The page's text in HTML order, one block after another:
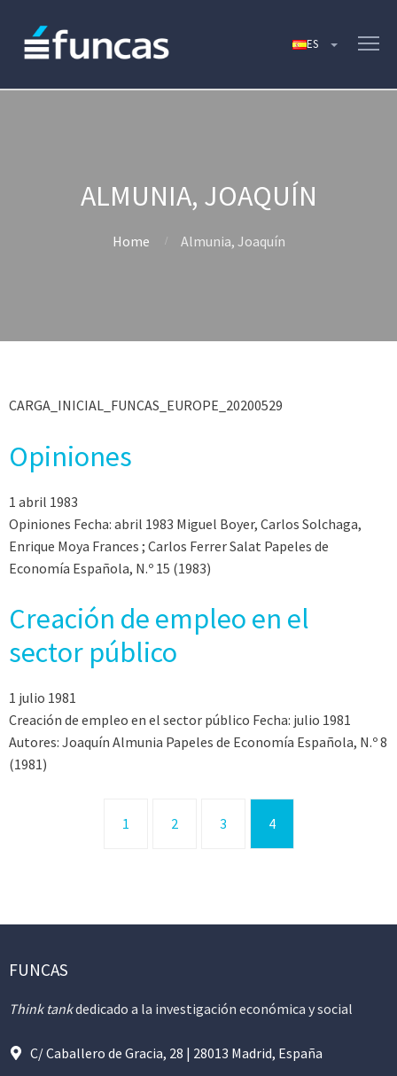
ALMUNIA, JOAQUÍN
Home Almunia, Joaquín
CARGA_INICIAL_FUNCAS_EUROPE_20200529
Opiniones
1 abril 1983
Opiniones Fecha: abril 1983 Miguel Boyer, Carlos Solchaga,
Enrique Moya Frances ; Carlos Ferrer Salat Papeles de
Economía Española, N.º 15 (1983)
Creación de empleo en el
sector público
1 julio 1981
Creación de empleo en el sector público Fecha: julio 1981
Autores: Joaquín Almunia Papeles de Economía Española, N.º 8
(1981)
1 2 3 4
FUNCAS
Think tankdedicado a la investigación económica y social
C/ Caballero de Gracia, 28 | 28013 Madrid, España